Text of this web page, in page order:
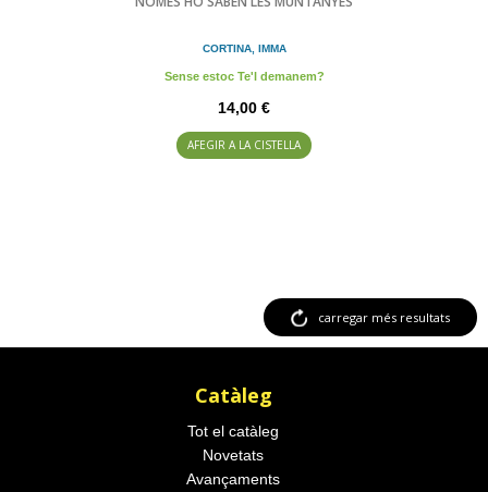
CORTINA, IMMA
Sense estoc Te'l demanem?
14,00 €
AFEGIR A LA CISTELLA
carregar més resultats
Catàleg
Tot el catàleg
Novetats
Avançaments